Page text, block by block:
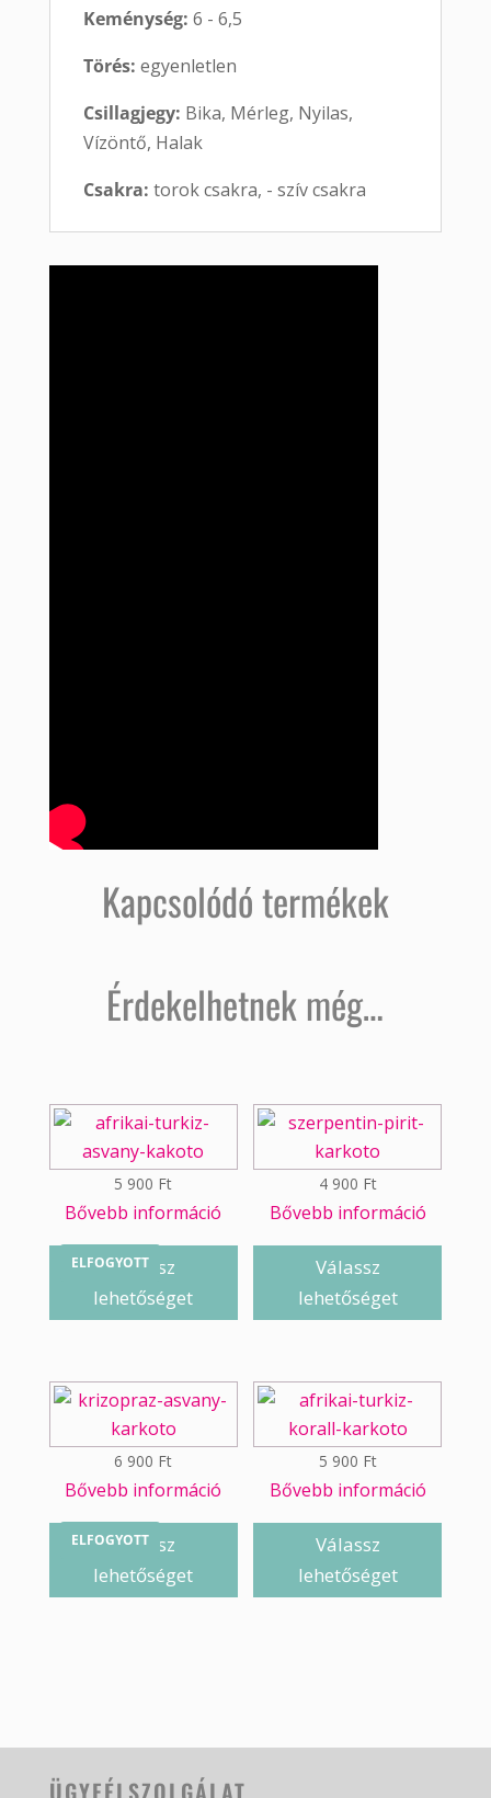
Keménység: 6 - 6,5
Törés: egyenletlen
Csillagjegy: Bika, Mérleg, Nyilas,
Vízöntő, Halak
Csakra: torok csakra, - szív csakra
Kapcsolódó termékek
Érdekelhetnek még…
ELFOGYOTT
5 900 Ft
Bővebb információ
Válassz
lehetőséget
4 900 Ft
Bővebb információ
Válassz
lehetőséget
ELFOGYOTT
6 900 Ft
Bővebb információ
Válassz
lehetőséget
5 900 Ft
Bővebb információ
Válassz
lehetőséget
ÜGYFÉLSZOLGÁLAT